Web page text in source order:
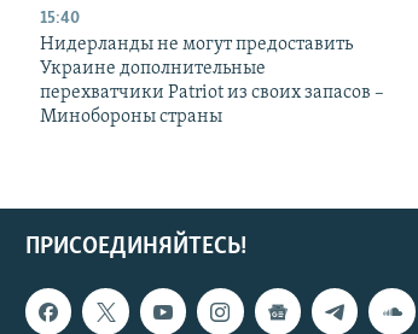
15:40
Нидерланды не могут предоставить
Украине дополнительные
перехватчики Patriot из своих запасов –
Минобороны страны
ПРИСОЕДИНЯЙТЕСЬ!